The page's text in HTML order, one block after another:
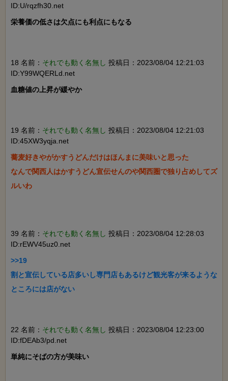
ID:U/rqzfh30.net
栄養価の低さは欠点にも利点にもなる
18 名前： それでも動く名無し 投稿日：2023/08/04 12:21:03
ID:Y99WQERLd.net
血糖値の上昇が緩やか
19 名前： それでも動く名無し 投稿日：2023/08/04 12:21:03
ID:45XW3yqja.net
蕎麦好きやがかすうどんだけはほんまに美味いと思った
なんで関西人はかすうどん宣伝せんのや関西圏で独り占めしてズ
ルいわ
39 名前： それでも動く名無し 投稿日：2023/08/04 12:28:03
ID:rEWV45uz0.net
>>19
割と宣伝している店多いし専門店もあるけど観光客が来るような
ところには店がない
22 名前： それでも動く名無し 投稿日：2023/08/04 12:23:00
ID:fDEAb3/pd.net
単純にそばの方が美味い